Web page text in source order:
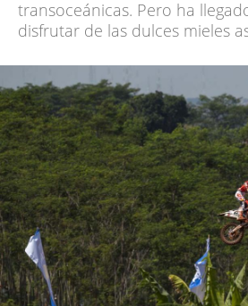
transoceánicas. Pero ha
disfrutar de las dulces mieles